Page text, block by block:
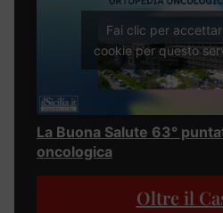
Fai clic per
cookie per questo
La Buona Salute 63°
oncologica
Oltre il